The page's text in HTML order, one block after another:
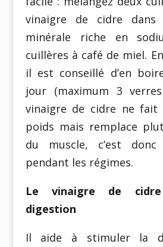
vinaigre de cidre dans
minérale riche en
cuillères à café de miel.
il est conseillé d’en
jour (maximum 3
vinaigre de cidre ne fait
poids mais remplace
du muscle, c’est
pendant les régimes.
Le vinaigre de
digestion
Il aide à stimuler la